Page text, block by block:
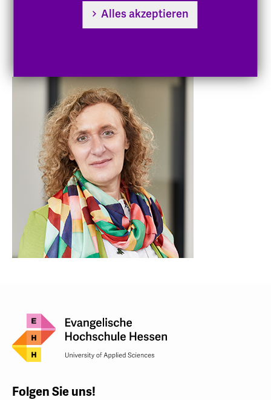
Internationale Akademische Aktivitäten
Folgen Sie uns!
Alles akzeptieren